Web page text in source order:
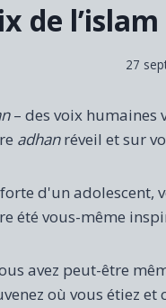
de
27
– des voix humaines
adhanréveil et sur
d'un adolescent,
été vous-même
avez peut-être
où vous étiez